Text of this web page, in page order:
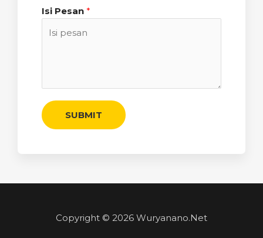
Isi Pesan *
SUBMIT
Copyright © 2026 Wuryanano.Net